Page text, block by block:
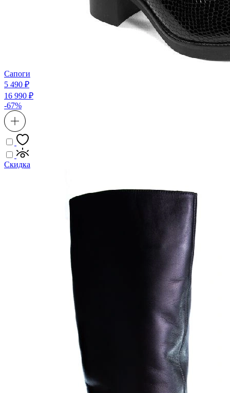
Сапоги
5 490 ₽
16 990 ₽
-67%
Скидка